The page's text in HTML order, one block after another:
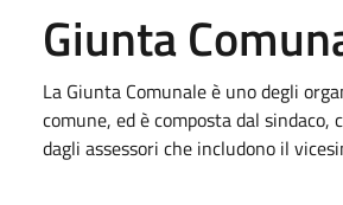
Giunta
La Giunta Comunale è uno degli
comune, ed è composta dal sindaco,
dagli assessori che includono il